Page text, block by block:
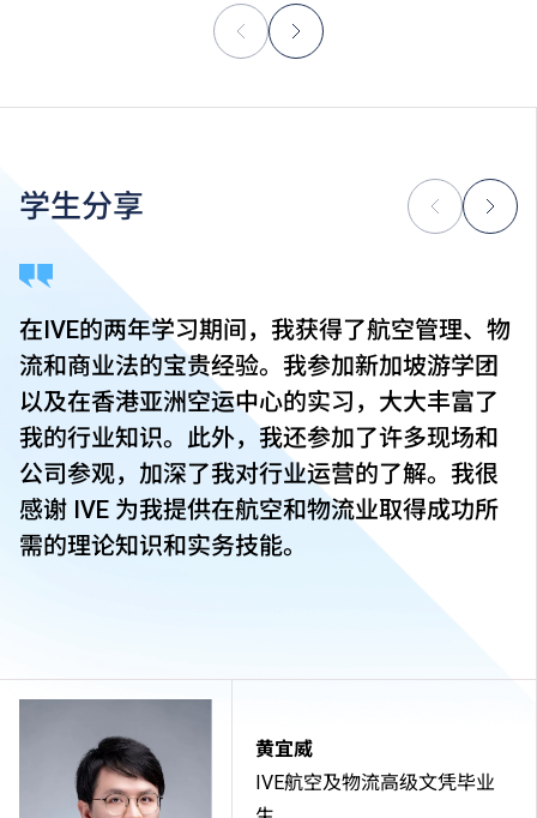
黄宜威
IVE航空及物流高级文凭毕业
学生分享
在IVE的两年学习期间，我获得了航空管理、物
流和商业法的宝贵经验。我参加新加坡游学团
以及在香港亚洲空运中心的实习，大大丰富了
我的行业知识。此外，我还参加了许多现场和
公司参观，加深了我对行业运营的了解。我很
感谢 IVE 为我提供在航空和物流业取得成功所
需的理论知识和实务技能。